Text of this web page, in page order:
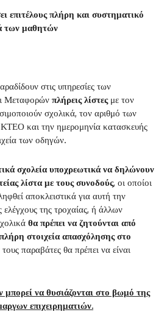
επιτέλους πλήρη και συστηματικό
των μαθητών
στις υπηρεσίες των
Μεταφορών πλήρεις λίστεςμε τον
σχολικά, τον αριθμό των
ΚΤΕΟ και την ημερομηνία κατασκευής
των οδηγών.
σχολεία υποχρεωτικά να δηλώνουν
λίστα με τους συνοδούς, οι οποίοι
αποκλειστικά για αυτή την
ελέγχους της τροχαίας, ή άλλων
θα πρέπει να ζητούνται από
στοιχεία απασχόλησης στο
παραβάτες θα πρέπει να είναι
μπορεί να θυσιάζονται στο βωμό της
επιχειρηματιών.